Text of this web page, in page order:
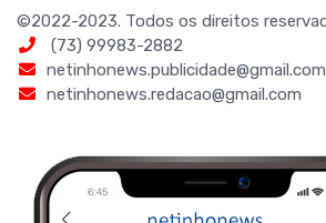
©2022-2023. Todos os direitos
(73) 99983-2882
netinhonews.publicidade@gmail.com
netinhonews.redacao@gmail.com